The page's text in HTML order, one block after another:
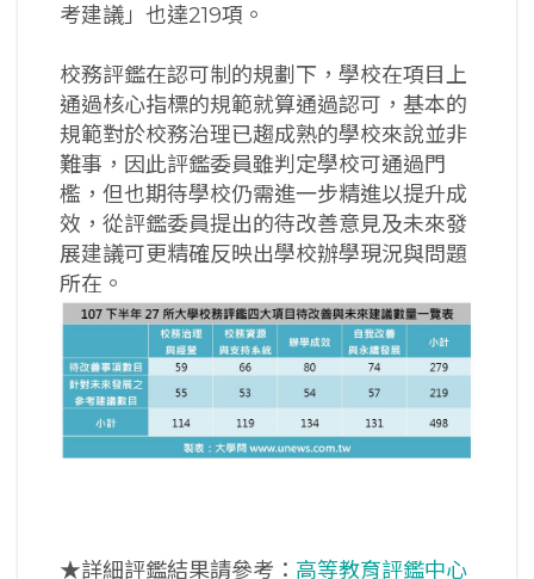
考建議」也達219項。
校務評鑑在認可制的規劃下，學校在項目上
通過核心指標的規範就算通過認可，基本的
規範對於校務治理已趨成熟的學校來說並非
難事，因此評鑑委員雖判定學校可通過門
檻，但也期待學校仍需進一步精進以提升成
效，從評鑑委員提出的待改善意見及未來發
展建議可更精確反映出學校辦學現況與問題
所在。
★詳細評鑑結果請參考： 高等教育評鑑中心